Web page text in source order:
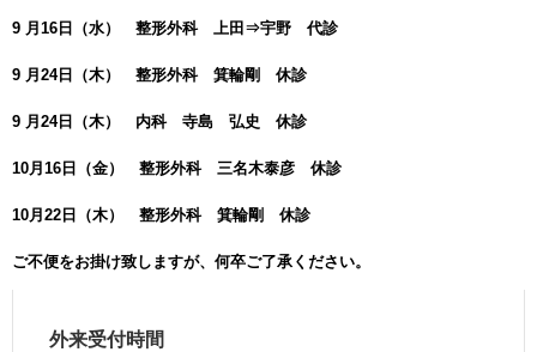
9 月16日（水） 整形外科 上田⇒宇野 代診
9 月24日（木） 整形外科 箕輪剛 休診
9 月24日（木） 内科 寺島 弘史 休診
10月16日（金） 整形外科 三名木泰彦 休診
10月22日（木） 整形外科 箕輪剛 休診
ご不便をお掛け致しますが、何卒ご了承ください。
外来受付時間